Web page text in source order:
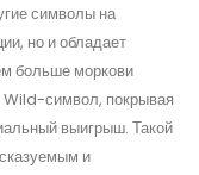
символы на
но и обладает
больше моркови
Wild-символ, покрывая
выигрыш. Такой
и